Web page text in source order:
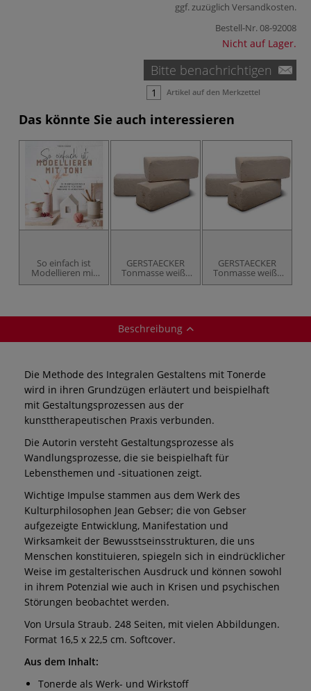
ggf. zuzüglich Versandkosten.
Bestell-Nr.08-92008
Nicht auf Lager.
Bitte benachrichtigen
Artikel auf den Merkzettel
Das könnte Sie auch interessieren
So einfach ist
Modellieren mit
Ton!
GERSTAECKER
Tonmasse weiß -
unschamottiert
GERSTAECKER
Tonmasse weiß -
fein schamottiert
Beschreibung
Die Methode des Integralen Gestaltens mit Tonerde
wird in ihren Grundzügen erläutert und beispielhaft
mit Gestaltungsprozessen aus der
kunsttherapeutischen Praxis verbunden.
Die Autorin versteht Gestaltungsprozesse als
Wandlungsprozesse, die sie beispielhaft für
Lebensthemen und -situationen zeigt.
Wichtige Impulse stammen aus dem Werk des
Kulturphilosophen Jean Gebser; die von Gebser
aufgezeigte Entwicklung, Manifestation und
Wirksamkeit der Bewusstseinsstrukturen, die uns
Menschen konstituieren, spiegeln sich in eindrücklicher
Weise im gestalterischen Ausdruck und können sowohl
in ihrem Potenzial wie auch in Krisen und psychischen
Störungen beobachtet werden.
Von Ursula Straub. 248 Seiten, mit vielen Abbildungen.
Format 16,5 x 22,5 cm. Softcover.
Aus dem Inhalt:
Tonerde als Werk- und Wirkstoff